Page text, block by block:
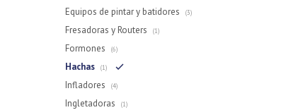
Equipos de pintar y batidores (3)
Fresadoras y Routers (1)
Formones (6)
Hachas (1)
Infladores (4)
Ingletadoras (1)